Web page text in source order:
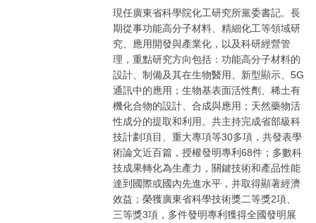
現任廣東省科學院化工研究所黨委書記。長
期從事功能高分子材料、精細化工等領域研
究、應用開發與產業化，以及科研經營管
理，重點研究方向包括：功能高分子材料的
設計、制備及其在生物醫用、新型顯示、5G
通訊中的應用；生物基表面活性劑、稀土有
機化合物的設計、合成與應用；天然藥物活
性成分的提取和利用。共主持完成省部級科
技計劃項目、重大專項等30多項，共發表學
術論文近百篇，授權發明專利68件；多數科
技成果轉化為生產力，關鍵技術和產品性能
達到國際或國內先進水平，并取得顯著經濟
效益；榮獲廣東省科學技術獎二等獎2項、
三等獎3項，多件發明專利獲得全國發明展